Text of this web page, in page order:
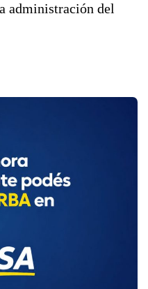
administración del